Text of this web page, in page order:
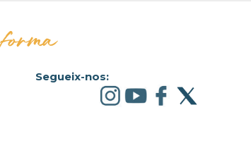
Segueix-nos: